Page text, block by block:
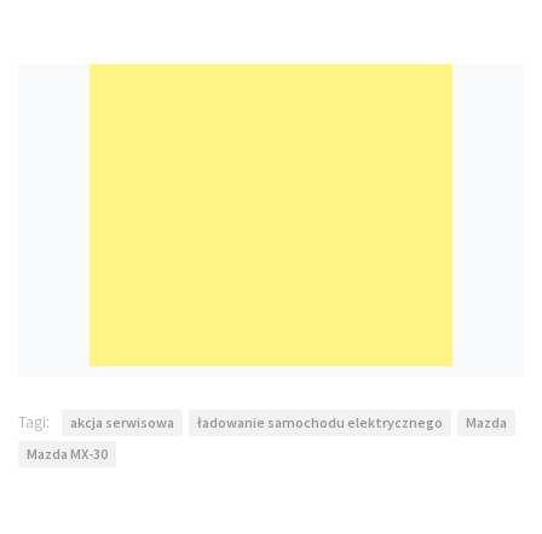
Tagi: akcja serwisowa ładowanie samochodu elektrycznego
Mazda
Mazda MX-30